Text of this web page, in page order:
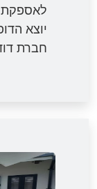
לאספקת
יוצא
חברת